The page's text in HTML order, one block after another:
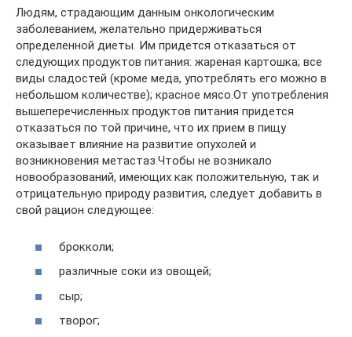
Людям, страдающим данным онкологическим
заболеванием, желательно придерживаться
определенной диеты. Им придется отказаться от
следующих продуктов питания: жареная картошка; все
виды сладостей (кроме меда, употреблять его можно в
небольшом количестве); красное мясо.От употребления
вышеперечисленных продуктов питания придется
отказаться по той причине, что их прием в пищу
оказывает влияние на развитие опухолей и
возникновения метастаз.Чтобы не возникало
новообразований, имеющих как положительную, так и
отрицательную природу развития, следует добавить в
свой рацион следующее:
брокколи;
различные соки из овощей;
сыр;
творог;